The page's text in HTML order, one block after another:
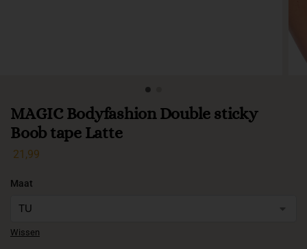
MAGIC Bodyfashion Double sticky
Boob tape Latte
21,99
Maat
Wissen